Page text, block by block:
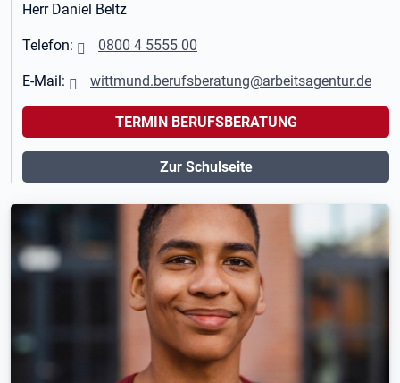
Herr Daniel Beltz
Telefon: 0800 4 5555 00
E-Mail: wittmund.berufsberatung@arbeitsagentur.de
TERMIN BERUFSBERATUNG
Zur Schulseite